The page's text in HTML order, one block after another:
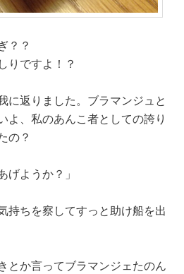
？？
りですよ！？
に返りました。ブラマンジュと
よ、私のあんこ者としての誇り
の？
げようか？」
持ちを察してすっと助け船を出
とか言ってブラマンジェたのん